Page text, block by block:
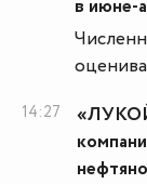
в июне-
14:27